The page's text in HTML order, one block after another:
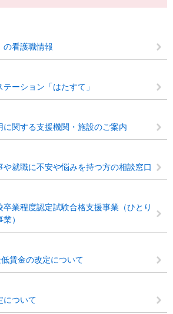
の看護職情報
テーション「はたすて」
に関する支援機関・施設のご案内
や就職に不安や悩みを持つ方の相談窓口
業程度認定試験合格支援事業（ひとり
）
賃金の改定について
について